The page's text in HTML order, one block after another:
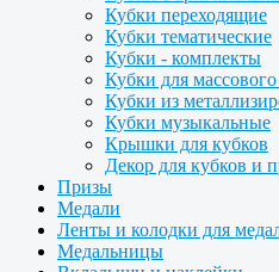
Кубки переходящие
Кубки тематические
Кубки - комплекты
Кубки для массового
Кубки из
Кубки музыкальные
Крышки для кубков
Декор для кубков и
Призы
Медали
Ленты и колодки для
Медальницы